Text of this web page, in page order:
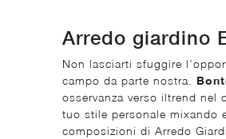
Arredo giardino
Non lasciarti sfuggire
campo da parte nostra.
osservanza verso iltrend
tuo stile personale mixando
composizioni di Arredo